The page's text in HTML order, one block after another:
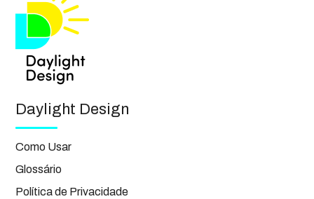
Daylight Design
Como Usar
Glossário
Política de Privacidade